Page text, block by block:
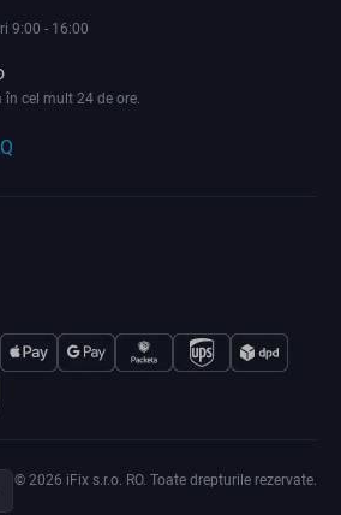
9:00 - 16:00
în cel mult 24 de ore.
© 2026 iFix s.r.o. RO. Toate drepturile rezervate.